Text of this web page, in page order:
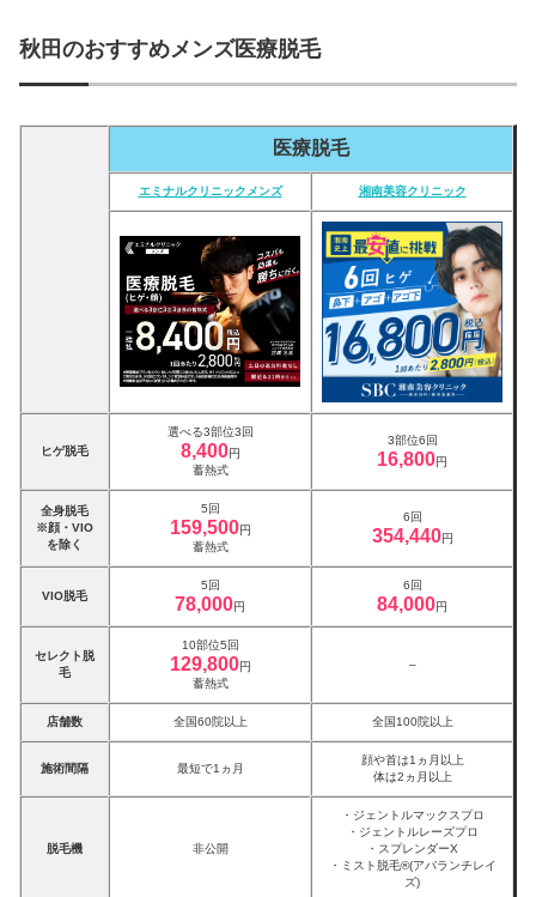
秋田のおすすめメンズ医療脱毛
医療脱毛
エミナルクリニックメンズ 湘南美容クリニック
ヒゲ脱毛
選べる3部位3回
8,400円
蓄熱式
3部位6回
16,800円
全身脱毛
※顔・VIO
を除く
5回
159,500円
蓄熱式
6回
354,440円
VIO脱毛
5回
78,000円
6回
84,000円
セレクト脱
毛
10部位5回
129,800円
蓄熱式
–
店舗数 全国60院以上 全国100院以上
施術間隔 最短で1ヵ月
顔や首は1ヵ月以上
体は2ヵ月以上
脱毛機 非公開
・ジェントルマックスプロ
・ジェントルレーズプロ
・スプレンダーX
・ミスト脱毛®(アバランチレイ
ズ)